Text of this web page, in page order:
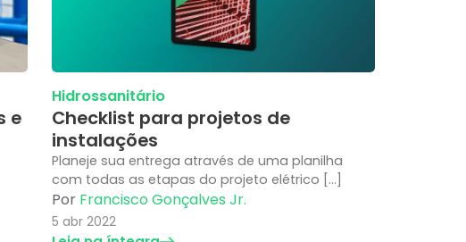
e
Hidrossanitário
Checklist para projetos de
instalações
Planeje sua entrega através de uma planilha
com todas as etapas do projeto elétrico […]
Por Francisco Gonçalves Jr.
5 abr 2022